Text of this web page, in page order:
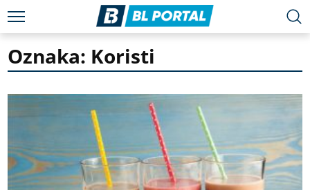
Oznaka: Koristi